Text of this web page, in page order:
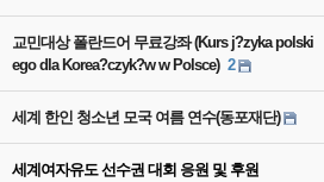
교민대상 폴란드어 무료강좌 (Kurs j?zyka polski
ego dla Korea?czyk?w w Polsce) 2
세계 한인 청소년 모국 여름 연수(동포재단)
세계여자유도 선수권 대회 응원 및 후원